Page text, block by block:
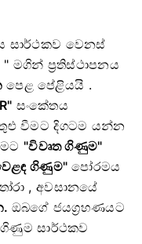
සාර්ථකව වෙනස්
" මගින් ප්‍රතිස්ථාපනය
පෙළ පේළියයි .
සංකේතය
වීමට දිගටම යන්න
"විවෘත ගිණුම"
ගිණුම" පෝරමය
, අවසානයේ
ඔබගේ ජයග්‍රහණයට
සාර්ථකව